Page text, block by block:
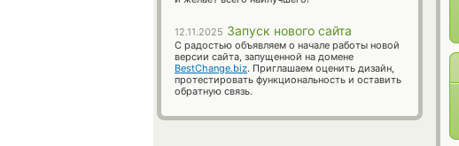
12.11.2025 Запуск нового сайта
С радостью объявляем о начале работы новой
версии сайта, запущенной на домене
BestChange.biz. Приглашаем оценить дизайн,
протестировать функциональность и оставить
обратную связь.